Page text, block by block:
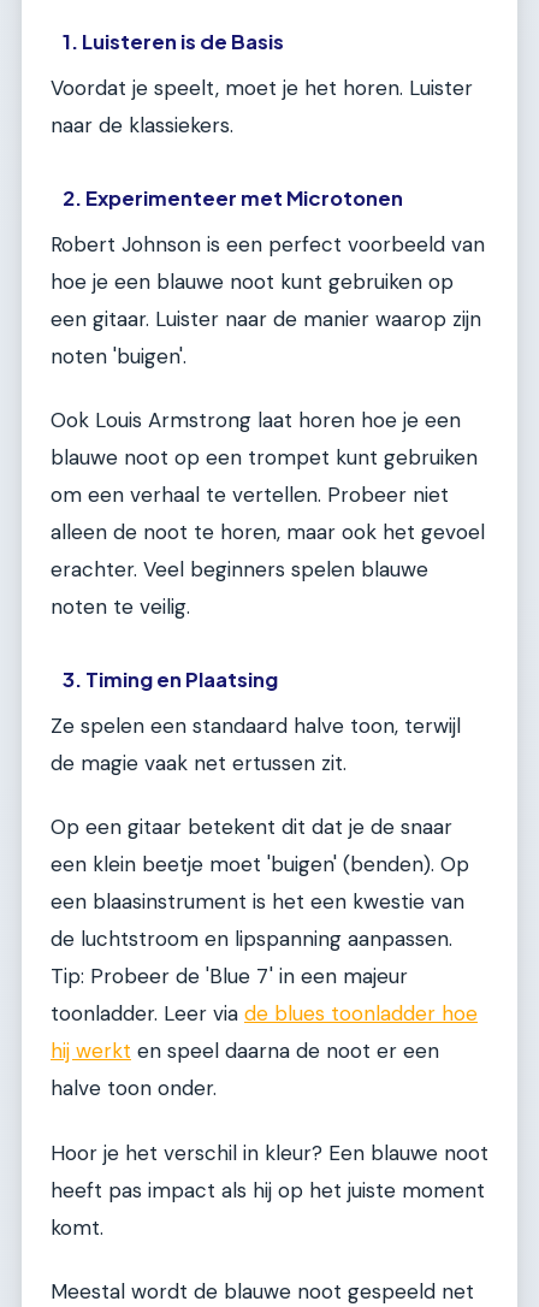
1. Luisteren is de Basis
Voordat je speelt, moet je het horen. Luister
naar de klassiekers.
2. Experimenteer met Microtonen
Robert Johnson is een perfect voorbeeld van
hoe je een blauwe noot kunt gebruiken op
een gitaar. Luister naar de manier waarop zijn
noten 'buigen'.
Ook Louis Armstrong laat horen hoe je een
blauwe noot op een trompet kunt gebruiken
om een verhaal te vertellen. Probeer niet
alleen de noot te horen, maar ook het gevoel
erachter. Veel beginners spelen blauwe
noten te veilig.
3. Timing en Plaatsing
Ze spelen een standaard halve toon, terwijl
de magie vaak net ertussen zit.
Op een gitaar betekent dit dat je de snaar
een klein beetje moet 'buigen' (benden). Op
een blaasinstrument is het een kwestie van
de luchtstroom en lipspanning aanpassen.
Tip: Probeer de 'Blue 7' in een majeur
toonladder. Leer via de blues toonladder hoe
hij werkt en speel daarna de noot er een
halve toon onder.
Hoor je het verschil in kleur? Een blauwe noot
heeft pas impact als hij op het juiste moment
komt.
Meestal wordt de blauwe noot gespeeld net